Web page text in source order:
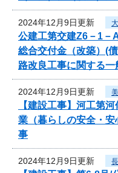
2024年12月9日更新
公建工第交建Z6－1－
総合交付金（改築）
路改良工事に関する
2024年12月9日更新
【建設工事】河工第
業（暮らしの安全・
事
2024年12月9日更新